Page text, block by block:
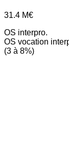
31.4 M€
OS interpro.
OS vocation
(3 à 8%)